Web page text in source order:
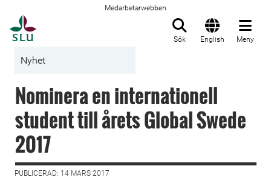
Medarbetarwebben
Sök English Meny
Nyhet
Nominera en internationell
student till årets Global Swede
2017
PUBLICERAD: 14 MARS 2017